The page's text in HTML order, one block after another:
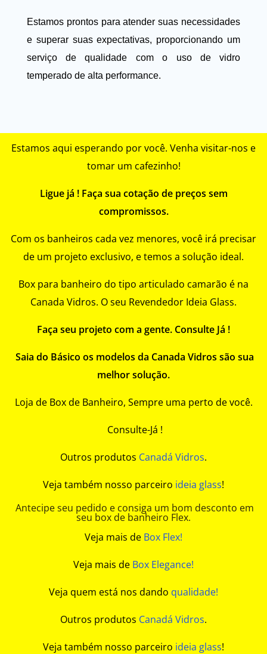
Estamos prontos para atender suas necessidades
e superar suas expectativas, proporcionando um
serviço de qualidade com o uso de vidro
temperado de alta performance.
Estamos aqui esperando por você. Venha visitar-nos e
tomar um cafezinho!
Ligue já ! Faça sua cotação de preços sem
compromissos.
Com os banheiros cada vez menores, você irá precisar
de um projeto exclusivo, e temos a solução ideal.
Box para banheiro do tipo articulado camarão é na
Canada Vidros. O seu Revendedor Ideia Glass.
Faça seu projeto com a gente. Consulte Já !
Saia do Básico os modelos da Canada Vidros são sua
melhor solução.
Loja de Box de Banheiro, Sempre uma perto de você.
Consulte-Já !
Outros produtos Canadá Vidros.
Veja também nosso parceiro ideia glass!
Antecipe seu pedido e consiga um bom desconto em
seu box de banheiro Flex.
Veja mais de Box Flex!
Veja mais de Box Elegance!
Veja quem está nos dando qualidade!
Outros produtos Canadá Vidros.
Veja também nosso parceiro ideia glass!